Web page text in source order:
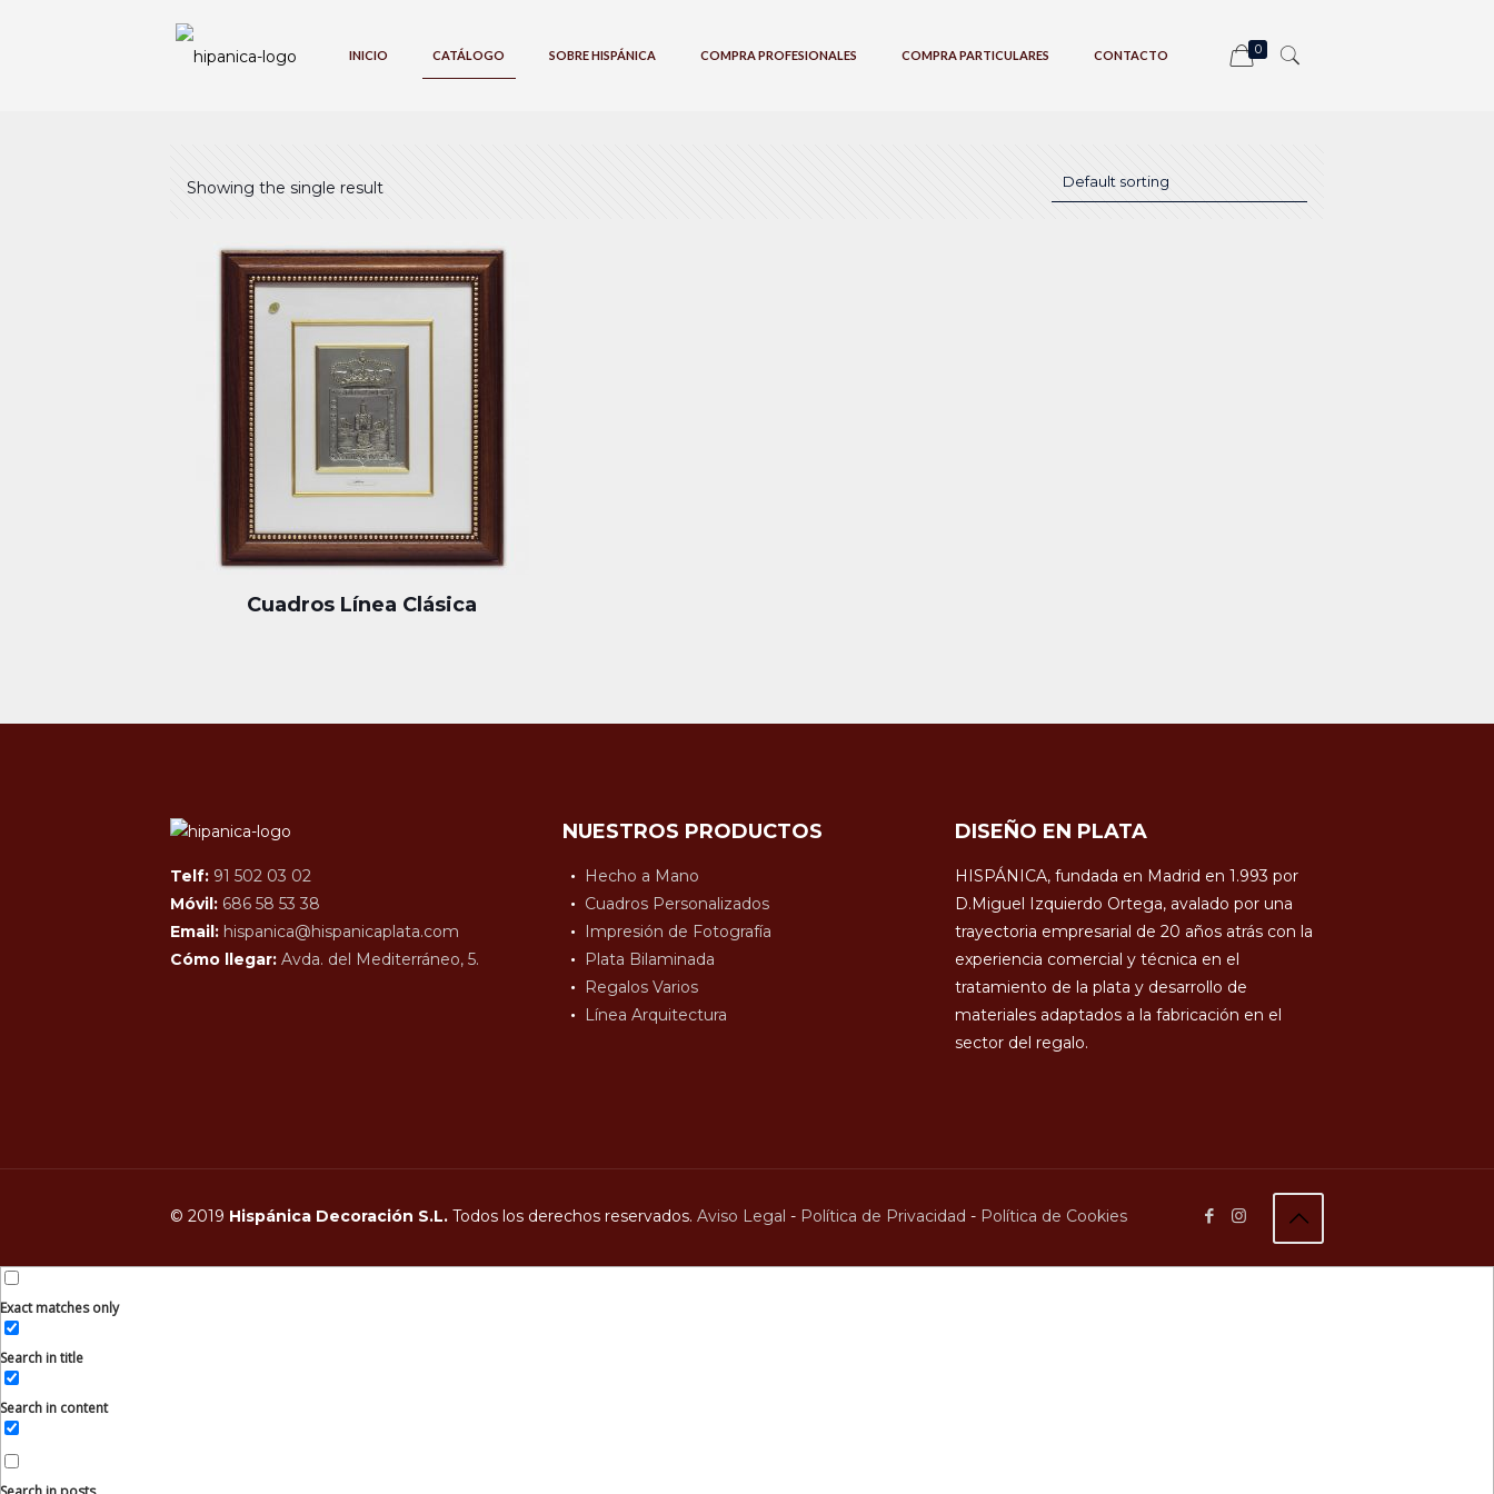
INICIO CATÁLOGO SOBRE HISPÁNICA COMPRA PROFESIONALES COMPRA PARTICULARES CONTACTO 0
Showing the single result
Cuadros Línea Clásica
Telf: 91 502 03 02
Móvil: 686 58 53 38
Email: hispanica@hispanicaplata.com
Cómo llegar: Avda. del Mediterráneo, 5.
NUESTROS PRODUCTOS
Hecho a Mano
Cuadros Personalizados
Impresión de Fotografía
Plata Bilaminada
Regalos Varios
Línea Arquitectura
DISEÑO EN PLATA
HISPÁNICA, fundada en Madrid en 1.993 por
D.Miguel Izquierdo Ortega, avalado por una
trayectoria empresarial de 20 años atrás con la
experiencia comercial y técnica en el
tratamiento de la plata y desarrollo de
materiales adaptados a la fabricación en el
sector del regalo.
© 2019 Hispánica Decoración S.L.Todos los derechos reservados. Aviso Legal - Política de Privacidad - Política de Cookies
Exact matches only
Search in title
Search in content